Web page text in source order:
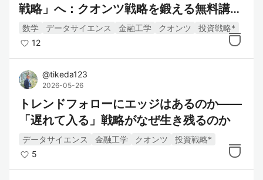
戦略」へ：クオンツ戦略を鍛える無料講義
ガイド
数学 データサイエンス 金融工学 クオンツ
投資戦略*
12
@tikeda123
2026-05-26
トレンドフォローにエッジはあるのか――
「遅れて入る」戦略がなぜ生き残るのか
データサイエンス 金融工学 クオンツ
投資戦略*
5